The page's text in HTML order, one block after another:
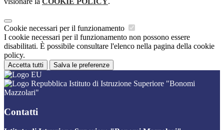
Cookie necessari per il funzionamento
I cookie necessari per il funzionamento non possono essere
disabilitati. È possibile consultare l'elenco nella pagina della cookie
policy.
Accetta tutti Salva le preferenze
Istituto di Istruzione Superiore "Bonomi
Mazzolari"
Contatti